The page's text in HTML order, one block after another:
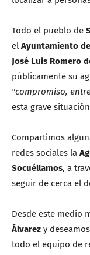
Todo el pueblo de
el Ayuntamiento
José Luis Romero
públicamente su
"compromiso,
esta grave
Compartimos
redes sociales la
Socuéllamos, a
seguir de cerca el
Desde este medio
Álvarez y
todo el equipo de